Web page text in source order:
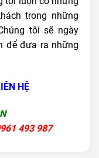
trong những
tôi sẽ ngày
để đưa ra những
HỆ
493 987